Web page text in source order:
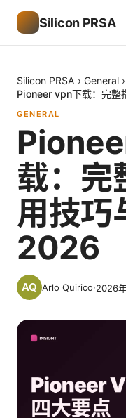
Silicon PRSA
Silicon PRSA › General ›
Pioneer vpn下载：完整
GENERAL
载：完
用技巧
2026
Arlo Quirico·2026